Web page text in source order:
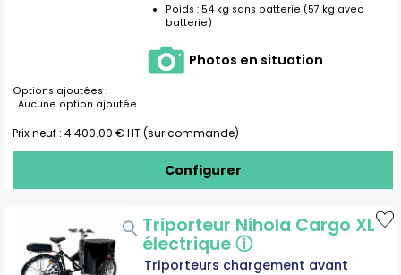
Poids : 54 kg sans batterie (57 kg avec
batterie)
Photos en situation
Options ajoutées :
Aucune option ajoutée
Prix neuf :4 400.00 € HT (sur commande)
Configurer
Triporteur Nihola Cargo XL
électriqueⓘ
Triporteurs chargement avant